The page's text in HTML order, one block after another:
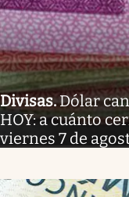
Divisas.Dólar
HOY: a cuánto
viernes 7 de